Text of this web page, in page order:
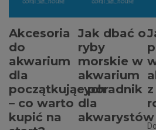
Akcesoria
do
akwarium
dla
początkujących
– co warto
kupić na
Jak dbać o
ryby
morskie w
akwarium
– poradnik
dla
akwarystów
z